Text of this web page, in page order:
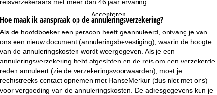
Accepteren
reisverzekeraars met meer dan 46 jaar ervaring.
Hoe maak ik aanspraak op de annuleringsverzekering?
Als de hoofdboeker een persoon heeft geannuleerd, ontvang je van
ons een nieuw document (annuleringsbevestiging), waarin de hoogte
van de annuleringskosten wordt weergegeven. Als je een
annuleringsverzekering hebt afgesloten en de reis om een verzekerde
reden annuleert (zie de verzekeringsvoorwaarden), moet je
rechtstreeks contact opnemen met HanseMerkur (dus niet met ons)
voor vergoeding van de annuleringskosten. De adresgegevens kun je